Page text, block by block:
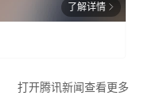
了解详情
打开腾讯新闻查看更多